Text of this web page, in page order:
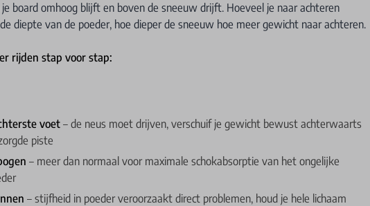
board omhoog blijft en boven de sneeuw drijft. Hoeveel je naar achteren
diepte van de poeder, hoe dieper de sneeuw hoe meer gewicht naar achteren.
rijden stap voor stap:
voet – de neus moet drijven, verschuif je gewicht bewust achterwaarts
piste
– meer dan normaal voor maximale schokabsorptie van het ongelijke
– stijfheid in poeder veroorzaakt direct problemen, houd je hele lichaam